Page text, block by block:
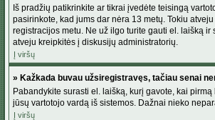
Iš pradžių patikrinkite ar tikrai įvedėte teisingą
pasirinkote, kad jums dar nėra 13 metų. Tokiu
registracijos metu. Ne už ilgo turite gauti el. laišką
atveju kreipkitės į diskusijų administratorių.
Į viršų
» Kažkada buvau užsiregistravęs, tačiau senai
Pabandykite surasti el. laišką, kurį gavote, kai
jūsų vartotojo vardą iš sistemos. Dažnai nieko
Į viršų